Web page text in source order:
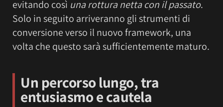
evitando così una rottura netta con il passato.
Solo in seguito arriveranno gli strumenti di
conversione verso il nuovo framework, una
volta che questo sarà sufficientemente maturo.
Un percorso lungo, tra
entusiasmo e cautela